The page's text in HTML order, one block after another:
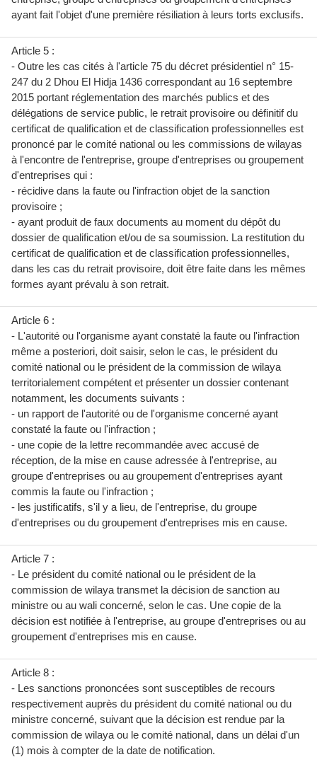
ayant fait l'objet d'une première résiliation à leurs torts exclusifs.
Article 5 :
- Outre les cas cités à l'article 75 du décret présidentiel n° 15-
247 du 2 Dhou El Hidja 1436 correspondant au 16 septembre
2015 portant réglementation des marchés publics et des
délégations de service public, le retrait provisoire ou définitif du
certificat de qualification et de classification professionnelles est
prononcé par le comité national ou les commissions de wilayas
à l'encontre de l'entreprise, groupe d'entreprises ou groupement
d'entreprises qui :
- récidive dans la faute ou l'infraction objet de la sanction
provisoire ;
- ayant produit de faux documents au moment du dépôt du
dossier de qualification et/ou de sa soumission. La restitution du
certificat de qualification et de classification professionnelles,
dans les cas du retrait provisoire, doit être faite dans les mêmes
formes ayant prévalu à son retrait.
Article 6 :
- L'autorité ou l'organisme ayant constaté la faute ou l'infraction
même a posteriori, doit saisir, selon le cas, le président du
comité national ou le président de la commission de wilaya
territorialement compétent et présenter un dossier contenant
notamment, les documents suivants :
- un rapport de l'autorité ou de l'organisme concerné ayant
constaté la faute ou l'infraction ;
- une copie de la lettre recommandée avec accusé de
réception, de la mise en cause adressée à l'entreprise, au
groupe d'entreprises ou au groupement d'entreprises ayant
commis la faute ou l'infraction ;
- les justificatifs, s'il y a lieu, de l'entreprise, du groupe
d'entreprises ou du groupement d'entreprises mis en cause.
Article 7 :
- Le président du comité national ou le président de la
commission de wilaya transmet la décision de sanction au
ministre ou au wali concerné, selon le cas. Une copie de la
décision est notifiée à l'entreprise, au groupe d'entreprises ou au
groupement d'entreprises mis en cause.
Article 8 :
- Les sanctions prononcées sont susceptibles de recours
respectivement auprès du président du comité national ou du
ministre concerné, suivant que la décision est rendue par la
commission de wilaya ou le comité national, dans un délai d'un
(1) mois à compter de la date de notification.